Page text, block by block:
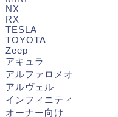
NX
RX
TESLA
TOYOTA
Zeep
アキュラ
アルファロメオ
アルヴェル
インフィニティ
オーナー向け